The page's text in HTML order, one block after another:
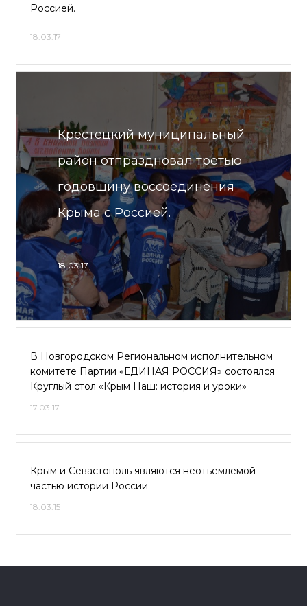
Россией.
18.03.17
Крестецкий муниципальный
район отпраздновал третью
годовщину воссоединения
Крыма с Россией.
18.03.17
В Новгородском Региональном исполнительном
комитете Партии «ЕДИНАЯ РОССИЯ» состоялся
Круглый стол «Крым Наш: история и уроки»
17.03.17
Крым и Севастополь являются неотъемлемой
частью истории России
18.03.15